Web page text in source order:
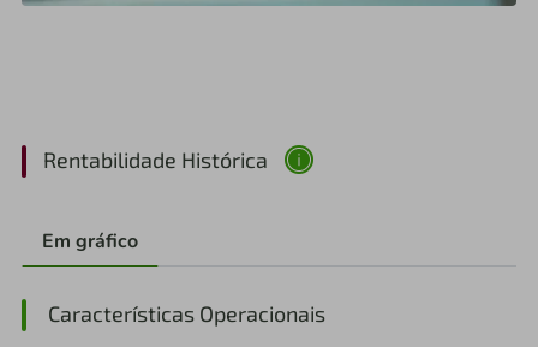
Rentabilidade Histórica
Em gráfico
Características Operacionais